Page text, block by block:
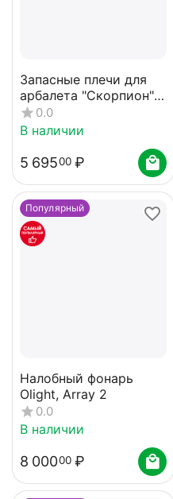
Запасные плечи для
арбалета "Скорпион"
(Ek Jag 1) черный
0.0
В наличии
5 69500 ₽
Популярный
Налобный фонарь
Olight, Array 2
0.0
В наличии
8 00000 ₽